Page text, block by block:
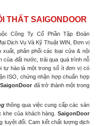
THẤT SAIGONDOOR
Công Ty Cổ Phần Tập Đoàn
Dịch Vụ Và Kỹ Thuật WIN, Đơn vị
phân phối các loại cửa & nội
của đất nước, trải qua quá trình nỗ
tự hào là một trong số ít đơn vị có
ISO, chứng nhận hợp chuẩn hợp
SaigonDoor đã trở thành một trong
thông qua việc cung cấp các sản
khe của khách hàng. SaigonDoor
tuyệt đối. Cam kết chất lượng dịch